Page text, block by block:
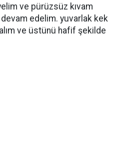
ve pürüzsüz kıvam
devam edelim. yuvarlak kek
ve üstünü hafif şekilde